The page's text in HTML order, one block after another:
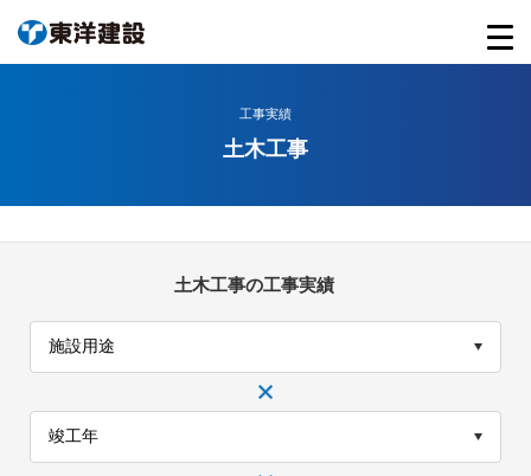
工事実績
土木工事
土木工事の工事実績